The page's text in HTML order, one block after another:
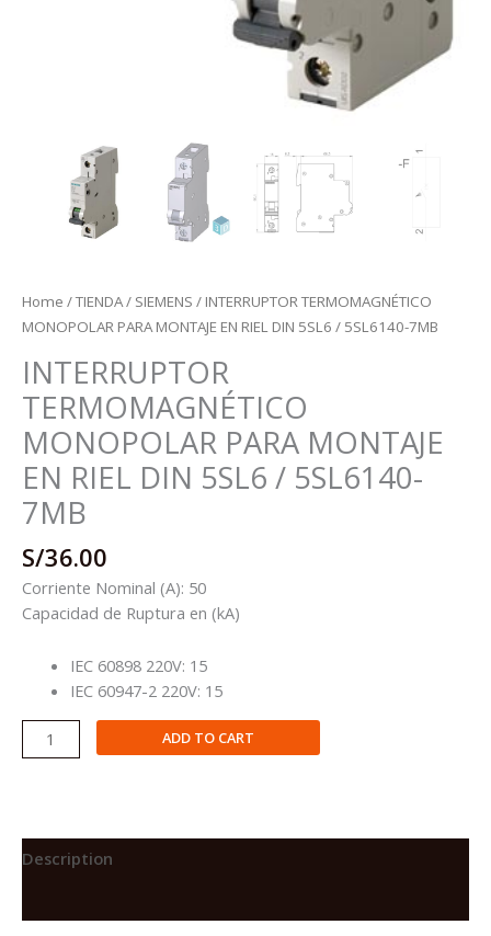
Home /TIENDA/ SIEMENS / INTERRUPTOR TERMOMAGNÉTICO
MONOPOLAR PARA MONTAJE EN RIEL DIN 5SL6 / 5SL6140-7MB
INTERRUPTOR
TERMOMAGNÉTICO
MONOPOLAR PARA MONTAJE
EN RIEL DIN 5SL6 / 5SL6140-
7MB
S/36.00
Corriente Nominal (A): 50
Capacidad de Ruptura en (kA)
IEC 60898 220V: 15
IEC 60947-2 220V: 15
INTERRUPTOR
TERMOMAGNÉTICO
EN
ADD TO CART
Description